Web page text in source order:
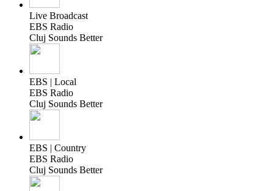
Live Broadcast
EBS Radio
Cluj Sounds Better
EBS | Local
EBS Radio
Cluj Sounds Better
EBS | Country
EBS Radio
Cluj Sounds Better